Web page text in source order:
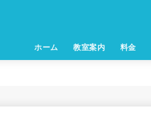
ホーム 教室案内 料金